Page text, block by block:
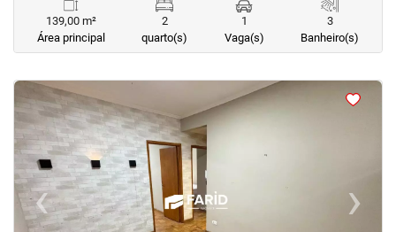
139,00 m²
Área principal
2
quarto(s)
1
Vaga(s)
3
Banheiro(s)
< <
‹Previous ›Next